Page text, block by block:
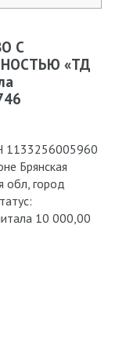
С
«ТД
Брянская
обл, город
10 000,00